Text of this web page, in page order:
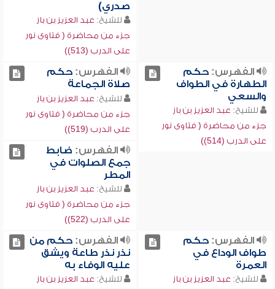
صدري)
للشيخ: عبد العزيز بن باز
جزء من محاضرة ( فتاوى نور
على الدرب (513))
الفهرس:حكم
الطهارة في الطواف
والسعي
للشيخ: عبد العزيز بن باز
جزء من محاضرة ( فتاوى نور
على الدرب (514))
الفهرس:حكم
صلاة الجماعة
للشيخ: عبد العزيز بن باز
جزء من محاضرة ( فتاوى نور
على الدرب (519))
الفهرس: ضابط
جمع الصلوات في
المطر
للشيخ: عبد العزيز بن باز
جزء من محاضرة ( فتاوى نور
على الدرب (522))
الفهرس:حكم
طواف الوداع في
العمرة
للشيخ: عبد العزيز بن باز
الفهرس:حكم من
نذر نذر طاعة ويشق
عليه الوفاء به
للشيخ: عبد العزيز بن باز